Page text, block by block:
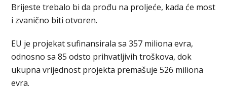
Brijeste trebalo bi da prođu na proljeće, kada će most
i zvanično biti otvoren.
EU je projekat sufinansirala sa 357 miliona evra,
odnosno sa 85 odsto prihvatljivih troškova, dok
ukupna vrijednost projekta premašuje 526 miliona
evra.